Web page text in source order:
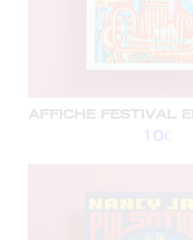
AFFICHE FESTIVAL
10€